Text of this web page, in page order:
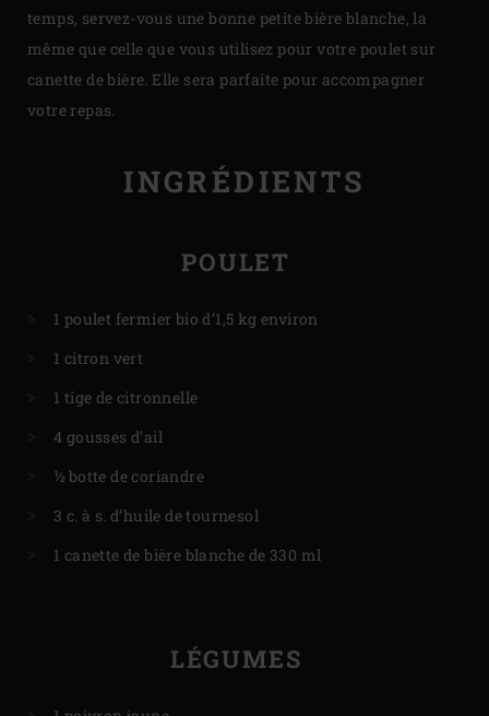
temps, servez-vous une bonne petite bière blanche, la
même que celle que vous utilisez pour votre poulet sur
canette de bière. Elle sera parfaite pour accompagner
votre repas.
INGRÉDIENTS
POULET
1 poulet fermier bio d’1,5 kg environ
1 citron vert
1 tige de citronnelle
4 gousses d’ail
½ botte de coriandre
3 c. à s. d’huile de tournesol
1 canette de bière blanche de 330 ml
LÉGUMES